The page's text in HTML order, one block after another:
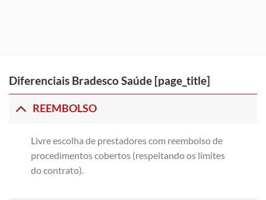
Diferenciais Bradesco Saúde [page_title]
REEMBOLSO
Livre escolha de prestadores com reembolso de
procedimentos cobertos (respeitando os limites
do contrato).